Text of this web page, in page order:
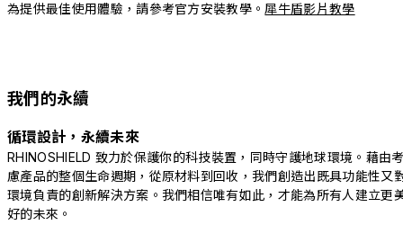
為提供最佳使用體驗，請參考官方安裝教學。 犀牛盾影片教學
我們的永續
循環設計，永續未來
RHINOSHIELD 致力於保護你的科技裝置，同時守護地球環境。藉由
慮產品的整個生命週期，從原材料到回收，我們創造出既具功能性又
環境負責的創新解決方案。我們相信唯有如此，才能為所有人建立更
好的未來。